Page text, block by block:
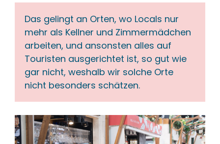
Das gelingt an Orten, wo Locals nur
mehr als Kellner und Zimmermädchen
arbeiten, und ansonsten alles auf
Touristen ausgerichtet ist, so gut wie
gar nicht, weshalb wir solche Orte
nicht besonders schätzen.